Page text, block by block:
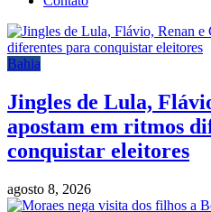
Bahia
Jingles de Lula,
apostam em ritmos
conquistar eleitores
agosto 8, 2026